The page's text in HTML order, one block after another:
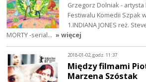
Grzegorz Dolniak -
Festiwalu Komedii Szpak
1.INDIANA JONES reż.
MORTY -serial… » więcej
2018-01-02, godz. 11:37
Między filmami
Marzena Szóstak